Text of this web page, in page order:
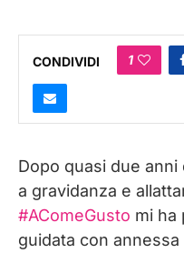
CONDIVIDI 1
Dopo quasi due
a gravidanza e
#AComeGusto mi ha
guidata con